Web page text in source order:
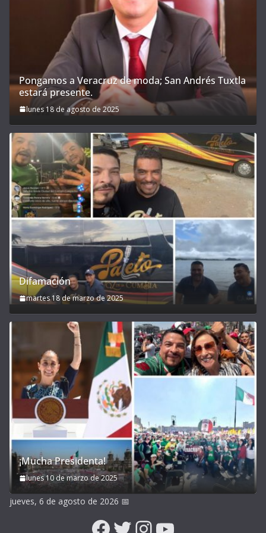
Pongamos a Veracruz de moda; San Andrés Tuxtla
estará presente.
lunes 18 de agosto de 2025
Difamación
martes 18 de marzo de 2025
¡Mucha Presidenta!
lunes 10 de marzo de 2025
jueves, 6 de agosto de 2026 📅